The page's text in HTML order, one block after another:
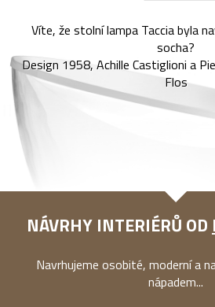
Víte, že stolní lampa Taccia byla
socha?
Design 1958, Achille Castiglioni a
Flos
NÁVRHY INTERIÉRŮ OD
Navrhujeme osobité, moderní a
nápadem...